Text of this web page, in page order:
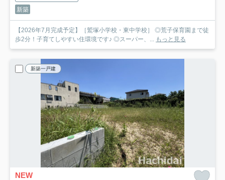
新築
【2026年7月完成予定】［鷲塚小学校・東中学校］ ◎荒子保育園まで徒
歩2分！子育てしやすい住環境です♪ ◎スーパー、... もっと見る
新築一戸建
NEW